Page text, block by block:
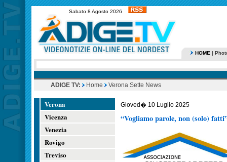
Sabato 8 Agosto 2026
HOME |
ADIGE TV: Home Verona Sette News
Verona
Vicenza
Venezia
Rovigo
Treviso
Gioved� 10 Luglio 2025
“Vogliamo parole, non (solo)